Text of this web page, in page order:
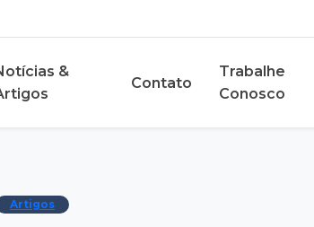
&
Contato
Trabalhe
Conosco
Artigos